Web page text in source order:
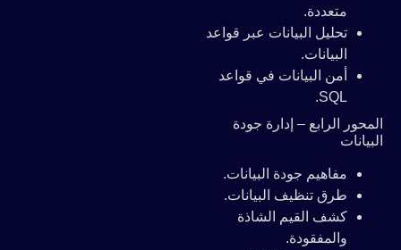
متعددة.
تحليل البيانات عبر قواعد
البيانات.
أمن البيانات في قواعد
SQL.
المحور الرابع – إدارة جودة
البيانات
مفاهيم جودة البيانات.
طرق تنظيف البيانات.
كشف القيم الشاذة
والمفقودة.